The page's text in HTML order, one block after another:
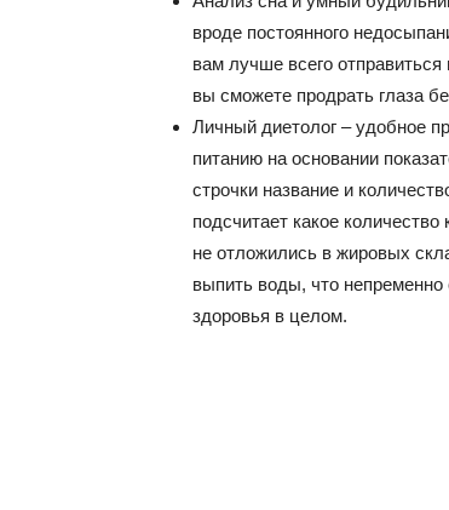
вроде постоянного
вам лучше всего
вы сможете продрать глаза
Личный диетолог – удобное
питанию на основании
строчки название и
подсчитает какое
не отложились в жировых
выпить воды, что
здоровья в целом.